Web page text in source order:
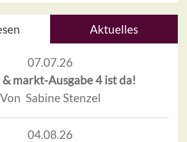
Aktuelles
07.07.26
markt-Ausgabe 4 ist da!
Von Sabine Stenzel
04.08.26